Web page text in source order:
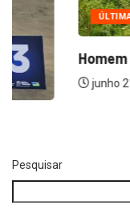
ÚLTIMAS
Homem cai do
junho 21, 2026
Pesquisar